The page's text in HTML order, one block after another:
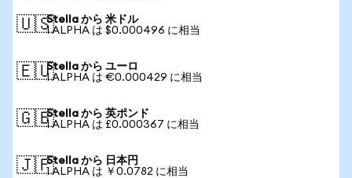
🇺🇸Stella から 米ドル
1 ALPHA は $0.000496 に相当
🇪🇺Stella から ユーロ
1 ALPHA は €0.000429 に相当
🇬🇧Stella から 英ポンド
1 ALPHA は £0.000367 に相当
🇯🇵Stella から 日本円
1 ALPHA は ￥0.0782 に相当